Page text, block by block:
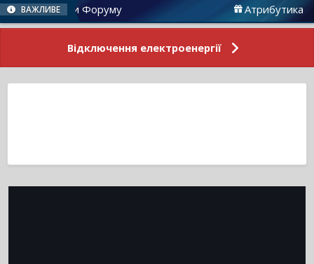
ВАЖЛИВЕ
Новини Форуму Атрибутика
Відключення електроенергії